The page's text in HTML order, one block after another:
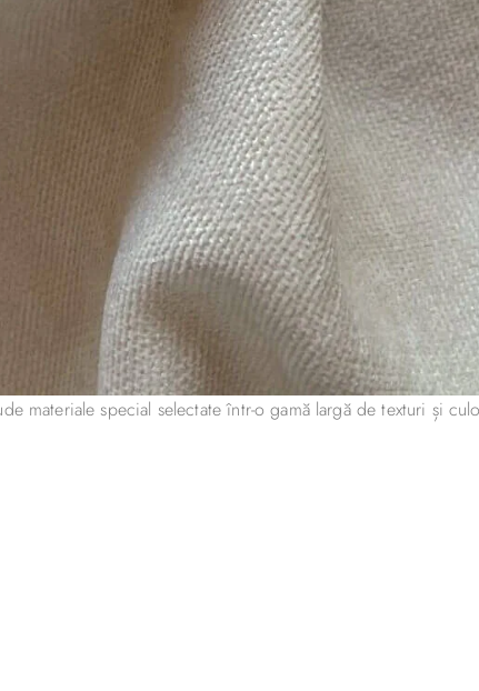
materiale special selectate într-o gamă largă de texturi și